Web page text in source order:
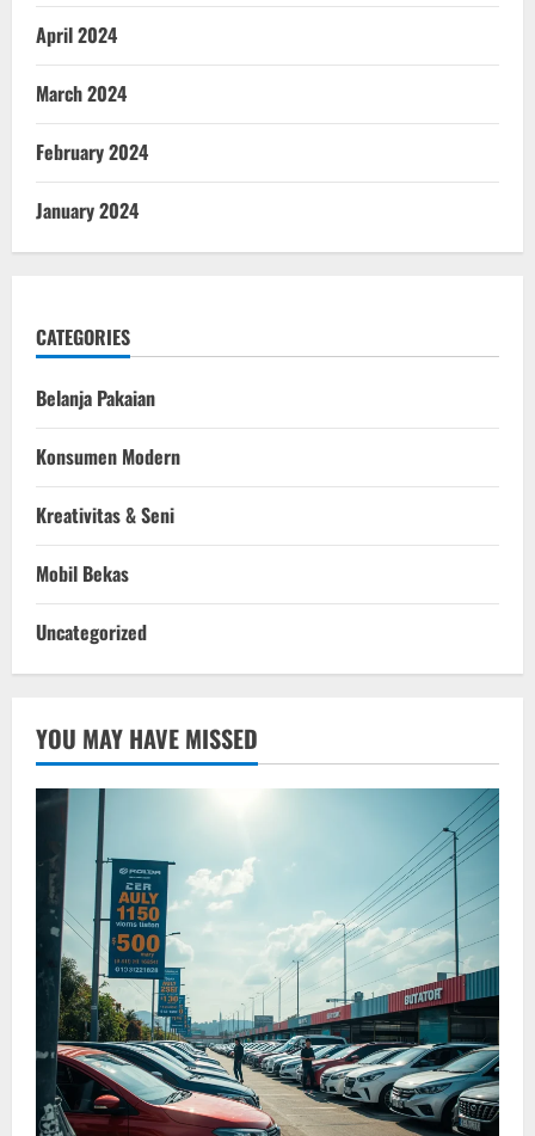
April 2024
March 2024
February 2024
January 2024
CATEGORIES
Belanja Pakaian
Konsumen Modern
Kreativitas & Seni
Mobil Bekas
Uncategorized
YOU MAY HAVE MISSED